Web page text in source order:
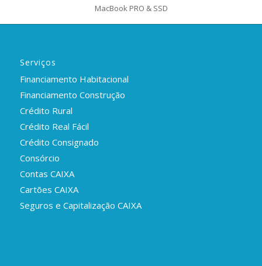
MacBook PRO & SSD
Serviços
Financiamento Habitacional
Financiamento Construção
Crédito Rural
Crédito Real Fácil
Crédito Consignado
Consórcio
Contas CAIXA
Cartões CAIXA
Seguros e Capitalização CAIXA